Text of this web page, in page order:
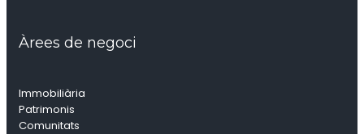
Àrees de negoci
Immobiliària
Patrimonis
Comunitats